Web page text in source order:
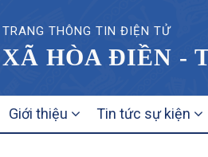
TRANG THÔNG TIN ĐIỆN TỬ
XÃ HÒA ĐIỀN -
Giới thiệu Tin tức sự kiện